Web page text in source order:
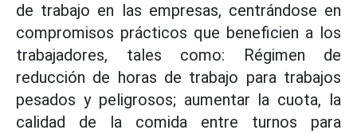
de trabajo en las empresas, centrándose en
compromisos prácticos que beneficien a los
trabajadores, tales como: Régimen de
reducción de horas de trabajo para trabajos
pesados y peligrosos; aumentar la cuota, la
calidad de la comida entre turnos para